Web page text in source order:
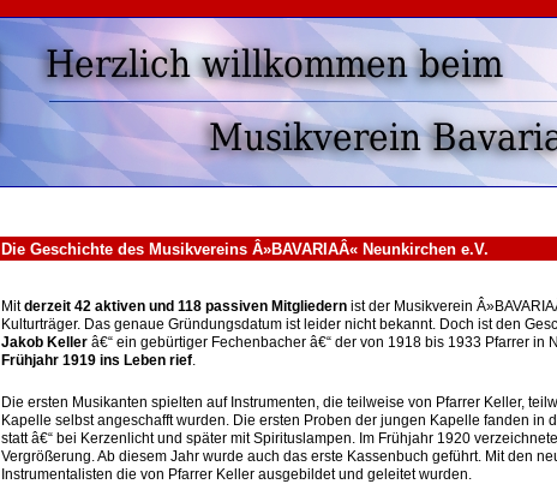
Die Geschichte des Musikvereins Â»BAVARIAÂ« Neunkirchen e.V.
Mitderzeit 42 aktiven und 118 passiven Mitgliedern ist der Musikverein
Kulturträger. Das genaue Gründungsdatum ist leider nicht bekannt. Doch ist den
Jakob Keller â€“ ein gebürtiger Fechenbacher â€“ der von 1918 bis 1933 Pfarrer in
Frühjahr 1919 ins Leben rief.
Die ersten Musikanten spielten auf Instrumenten, die teilweise von Pfarrer Keller,
Kapelle selbst angeschafft wurden. Die ersten Proben der jungen Kapelle fanden in
statt â€“ bei Kerzenlicht und später mit Spirituslampen. Im Frühjahr 1920
Vergrößerung. Ab diesem Jahr wurde auch das erste Kassenbuch geführt. Mit den
Instrumentalisten die von Pfarrer Keller ausgebildet und geleitet wurden.